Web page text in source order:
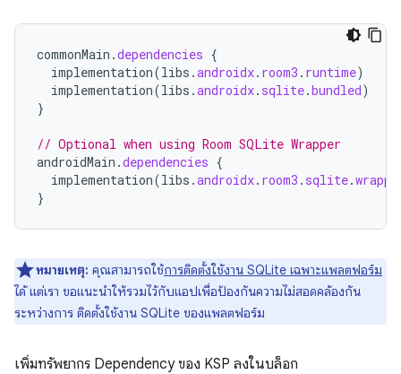
commonMain .dependencies {
implementation(libs .androidx. room3 . runtime)
implementation(libs .androidx. sqlite.bundled)
}
// Optional when using Room SQLite Wrapper
androidMain .dependencies {
implementation(libs .androidx. room3 . sqlite.
}
หมายเหตุ: คุณสามารถใช้การติดตั้งใช้งาน SQLite เฉพาะแพลตฟอร์ม
ได้ แต่เรา ขอแนะนำให้รวมไว้กับแอปเพื่อป้องกันความไม่สอดคล้องกัน
ระหว่างการ ติดตั้งใช้งาน SQLite ของแพลตฟอร์ม
เพิ่มทรัพยากร Dependency ของ KSP ลงในบล็อก